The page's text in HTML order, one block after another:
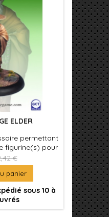
ELDER
permettant
figurine(s) pour
fournies avec
Figurine(s) à
€
panier
sous 10 à
le jeu
leurs
